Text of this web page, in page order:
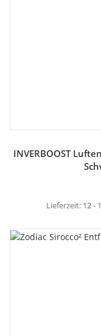
INVERBOOST
Lieferzeit: 12 -